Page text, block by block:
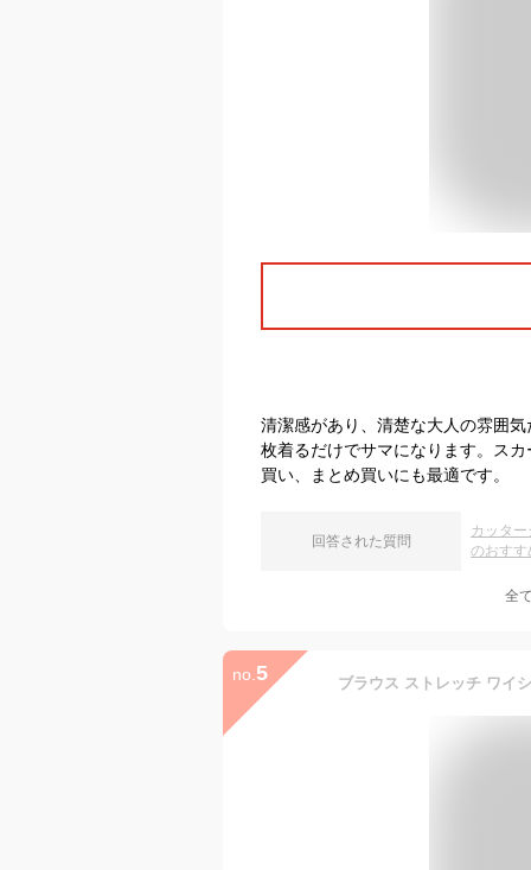
清潔感があり、清楚な大人の雰囲
枚着るだけでサマになります。ス
買い、まとめ買いにも最適です。
回答された質問
カッタ
のおすす
全
no. 5